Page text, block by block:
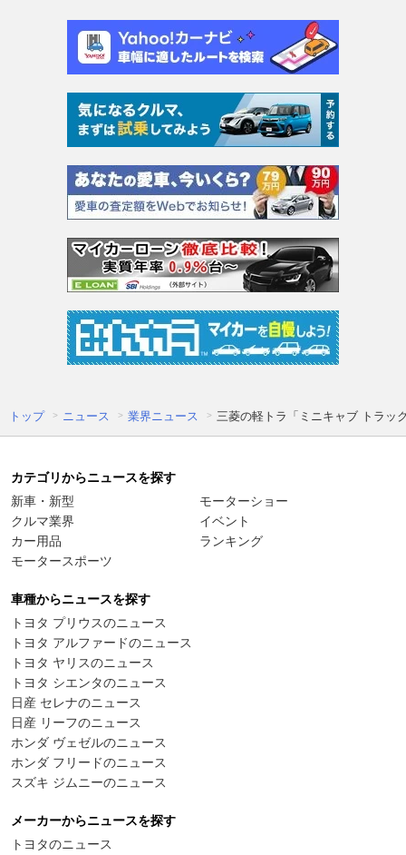
トップ ニュース 業界ニュース 三菱の軽トラ「ミニキャブ トラッ
カテゴリからニュースを探す
新車・新型
クルマ業界
カー用品
モータースポーツ
モーターショー
イベント
ランキング
車種からニュースを探す
トヨタ プリウスのニュース
トヨタ アルファードのニュース
トヨタ ヤリスのニュース
トヨタ シエンタのニュース
日産 セレナのニュース
日産 リーフのニュース
ホンダ ヴェゼルのニュース
ホンダ フリードのニュース
スズキ ジムニーのニュース
メーカーからニュースを探す
トヨタのニュース